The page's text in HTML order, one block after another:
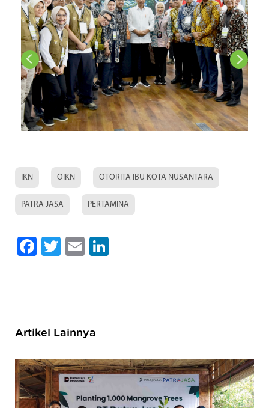
IKN OIKN OTORITA IBU KOTA NUSANTARA
PATRA JASA PERTAMINA
Facebook
Twitter
Email
Artikel Lainnya